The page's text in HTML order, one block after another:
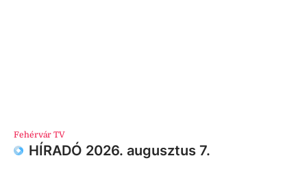
Fehérvár TV
HÍRADÓ 2026. augusztus 7.